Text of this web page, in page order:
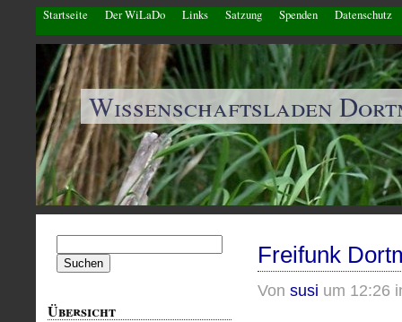
Startseite Der WiLaDo Links Satzung Spenden Datenschutz
Wissenschaftsladen
Freifunk
Von susi um 12:26
nach:
Übersicht